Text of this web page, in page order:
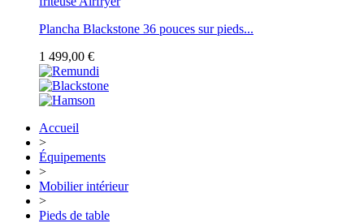
Plancha Blackstone 36 pouces sur pieds...
1 499,00 €
Accueil
>
Équipements
>
Mobilier intérieur
>
Pieds de table